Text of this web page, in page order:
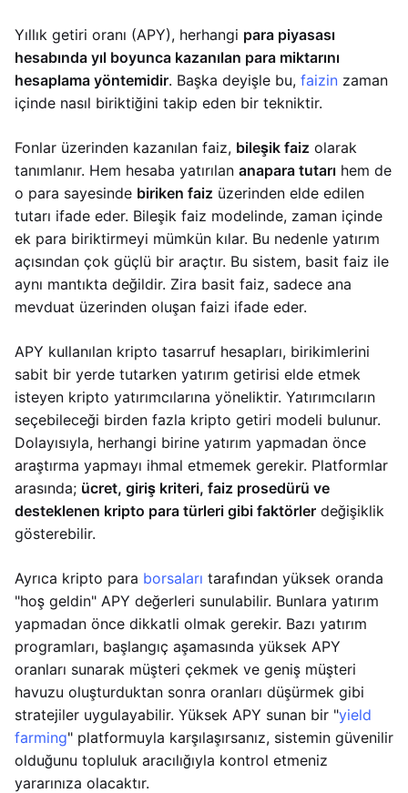
Yıllık getiri oranı (APY), herhangi para piyasası
hesabında yıl boyunca kazanılan para miktarını
hesaplama yöntemidir. Başka deyişle bu, faizin zaman
içinde nasıl biriktiğini takip eden bir tekniktir.
Fonlar üzerinden kazanılan faiz, bileşik faiz olarak
tanımlanır. Hem hesaba yatırılan anapara tutarı hem de
o para sayesinde biriken faiz üzerinden elde edilen
tutarı ifade eder. Bileşik faiz modelinde, zaman içinde
ek para biriktirmeyi mümkün kılar. Bu nedenle yatırım
açısından çok güçlü bir araçtır. Bu sistem, basit faiz ile
aynı mantıkta değildir. Zira basit faiz, sadece ana
mevduat üzerinden oluşan faizi ifade eder.
APY kullanılan kripto tasarruf hesapları, birikimlerini
sabit bir yerde tutarken yatırım getirisi elde etmek
isteyen kripto yatırımcılarına yöneliktir. Yatırımcıların
seçebileceği birden fazla kripto getiri modeli bulunur.
Dolayısıyla, herhangi birine yatırım yapmadan önce
araştırma yapmayı ihmal etmemek gerekir. Platformlar
arasında; ücret, giriş kriteri, faiz prosedürü ve
desteklenen kripto para türleri gibi faktörler değişiklik
gösterebilir.
Ayrıca kripto para borsaları tarafından yüksek oranda
"hoş geldin" APY değerleri sunulabilir. Bunlara yatırım
yapmadan önce dikkatli olmak gerekir. Bazı yatırım
programları, başlangıç aşamasında yüksek APY
oranları sunarak müşteri çekmek ve geniş müşteri
havuzu oluşturduktan sonra oranları düşürmek gibi
stratejiler uygulayabilir. Yüksek APY sunan bir "yield
farming" platformuyla karşılaşırsanız, sistemin güvenilir
olduğunu topluluk aracılığıyla kontrol etmeniz
yararınıza olacaktır.